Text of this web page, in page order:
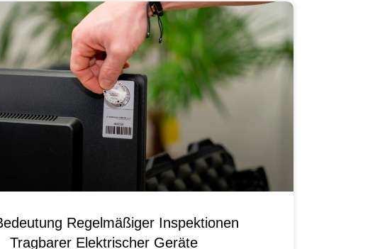
Regelmäßiger Inspektionen
Tragbarer Elektrischer Geräte